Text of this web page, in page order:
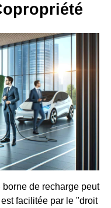
de recharge peut
facilitée par le "droit